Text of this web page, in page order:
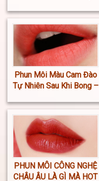
Phun Môi Màu Cam Đào
Tự Nhiên Sau Khi Bong –
PHUN MÔI CÔNG NGHỆ
CHÂU ÂU LÀ GÌ MÀ HOT